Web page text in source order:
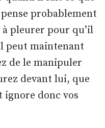
probablement
à pleurer pour qu’il
peut maintenant
de le manipuler
devant lui, que
ignore donc vos